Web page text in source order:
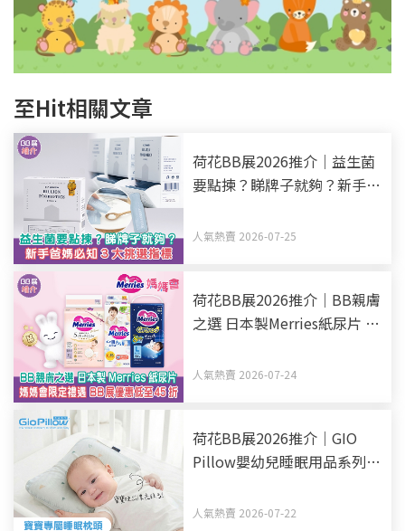
至Hit相關文章
荷花BB展2026推介｜益生菌
要點揀？睇牌子就夠？新手爸
人氣熱賣 2026-07-25
荷花BB展2026推介｜BB親膚
之選 日本製Merries紙尿片 媽
45折
人氣熱賣 2026-07-24
荷花BB展2026推介｜GIO
Pillow嬰幼兒睡眠用品系列
呵護BB睡眠
人氣熱賣 2026-07-22